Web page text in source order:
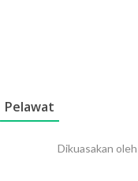
Pelawat
Dikuasakan oleh